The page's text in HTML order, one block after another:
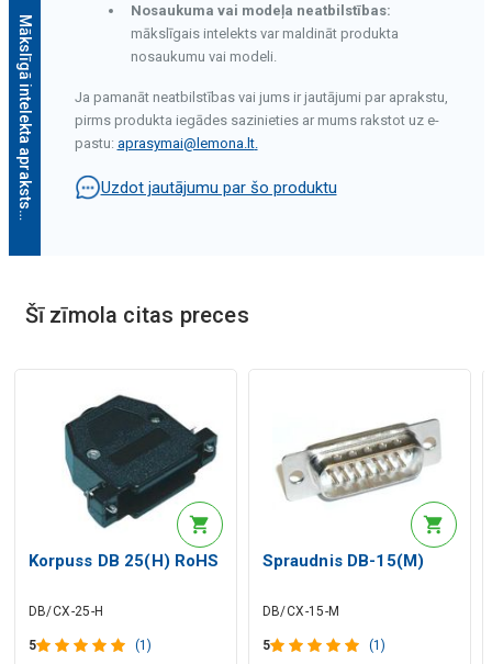
Mākslīgā intelekta apraksts
Mākslīgā intelekta apraksts
Mākslīgā intelekta apraksts
Nosaukuma vai modeļa neatbilstības:
mākslīgais intelekts var maldināt produkta
nosaukumu vai modeli.
Ja pamanāt neatbilstības vai jums ir jautājumi par aprakstu,
pirms produkta iegādes sazinieties ar mums rakstot uz e-
pastu: aprasymai@lemona.lt.
Uzdot jautājumu par šo produktu
Šī zīmola citas preces
Korpuss DB 25(H) RoHS
DB/CX-25-H
5 (1)
Spraudnis DB-15(M)
DB/CX-15-M
5 (1)